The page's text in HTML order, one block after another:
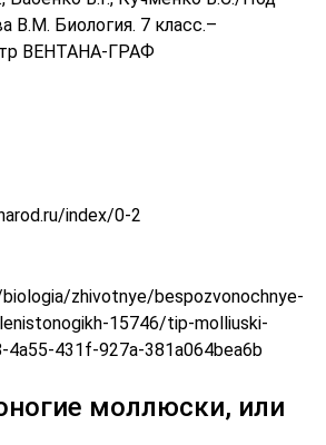
В.М. Биология. 7 класс.–
ВЕНТАНА-ГРАФ
index/0-2
zhivotnye/bespozvonochnye-
15746/tip-molliuski-
4a55-431f-927a-381a064bea6b
моллюски, или